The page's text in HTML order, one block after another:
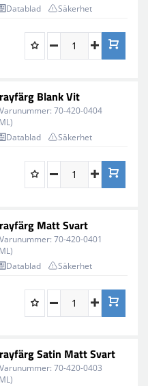
Datablad Säkerhet
Blank Vit
Varunummer: 70-420-0404
Datablad Säkerhet
Matt Svart
Varunummer: 70-420-0401
Datablad Säkerhet
Satin Matt Svart
Varunummer: 70-420-0403